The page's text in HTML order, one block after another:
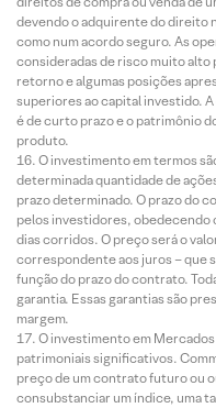
devendo o adquirente do direito
como num acordo seguro. As
consideradas de risco muito alto
retorno e algumas posições
superiores ao capital investido.
é de curto prazo e o patrimônio
produto.
O investimento em termos
determinada quantidade de
prazo determinado. O prazo do
pelos investidores, obedecendo
dias corridos. O preço será o
correspondente aos juros – que
função do prazo do contrato.
garantia. Essas garantias são
margem.
O investimento em
patrimoniais significativos.
preço de um contrato futuro ou
consubstanciar um índice, uma